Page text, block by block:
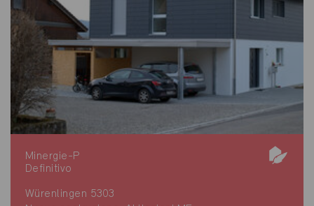
Minergie-P
Definitivo
Würenlingen 5303